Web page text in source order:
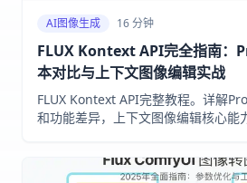
AI图像生成 16 分钟
FLUX Kontext API完全指南：
本对比与上下文图像编辑实战
FLUX Kontext API完整教程。详解
和功能差异，上下文图像编辑核心能